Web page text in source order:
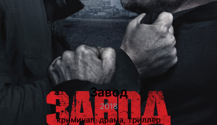
Завод
2018
криминал, драма, триллер